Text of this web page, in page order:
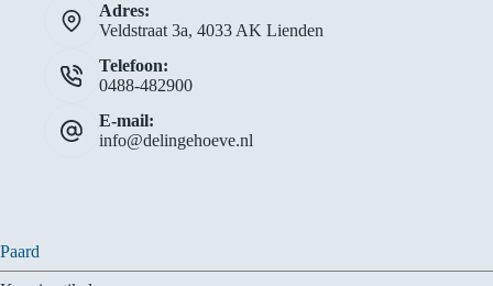
Adres:
Veldstraat 3a, 4033 AK Lienden
Telefoon:
0488-482900
E-mail:
info@delingehoeve.nl
Paard